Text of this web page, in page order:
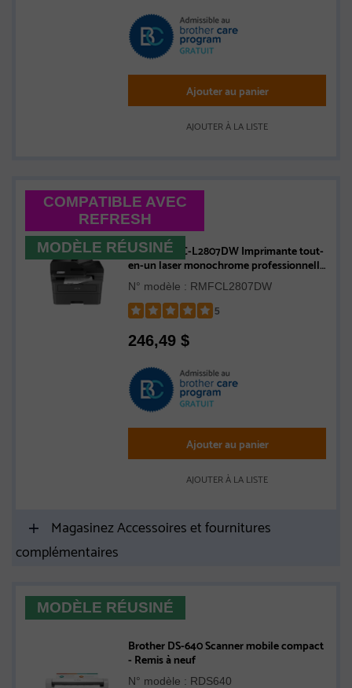
Ajouter au panier
AJOUTER À LA LISTE
COMPATIBLE AVEC
REFRESH
MODÈLE RÉUSINÉBrother MFC-L2807DW Imprimante tout-
en-un laser monochrome professionnelle
compatible avec l’Abonnement Refresh,
avec impression, copie et numérisation
mobiles et cartouche de 1 200 pages -
Remise à neuf
N° modèle : RMFCL2807DW
5
5
of
5
stars
246,49 $
Ajouter au panier
AJOUTER À LA LISTE
Magasinez Accessoires et fournitures
complémentaires
MODÈLE RÉUSINÉ
Brother DS-640 Scanner mobile compact
- Remis à neuf
N° modèle : RDS640